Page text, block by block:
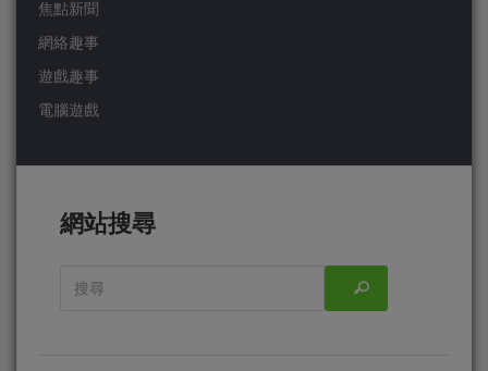
焦點新聞
網絡趣事
遊戲趣事
電腦遊戲
網站搜尋